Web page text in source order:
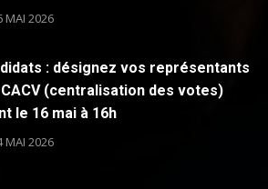
MAI 2026
: désignez vos représentants
CACV (centralisation des votes)
le 16 mai à 16h
MAI 2026